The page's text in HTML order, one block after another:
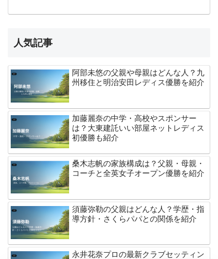
人気記事
阿部未悠の父親や母親はどんな人？九
州移住と明治安田レディス優勝を紹介
加藤麗奈の中学・高校やスポンサー
は？大東建託いい部屋ネットレディス
初優勝も紹介
桑木志帆の家族構成は？父親・母親・
コーチと全英女子オープン優勝を紹介
須藤弥勒の父親はどんな人？学歴・指
導方針・さくらパパとの関係を紹介
永井花奈プロの最新クラブセッティン